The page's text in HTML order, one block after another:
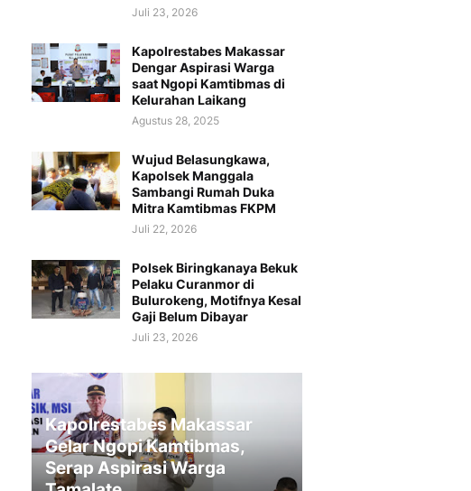
Juli 23, 2026
Kapolrestabes Makassar
Dengar Aspirasi Warga
saat Ngopi Kamtibmas di
Kelurahan Laikang
Agustus 28, 2025
Wujud Belasungkawa,
Kapolsek Manggala
Sambangi Rumah Duka
Mitra Kamtibmas FKPM
Juli 22, 2026
Polsek Biringkanaya Bekuk
Pelaku Curanmor di
Bulurokeng, Motifnya Kesal
Gaji Belum Dibayar
Juli 23, 2026
Kapolrestabes Makassar
Gelar Ngopi Kamtibmas,
Serap Aspirasi Warga